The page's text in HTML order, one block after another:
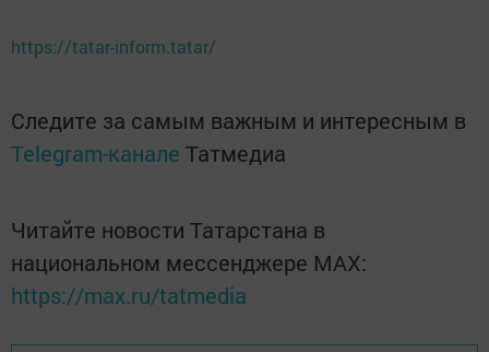
https://tatar-inform.tatar/
Следите за самым важным и интересным в
Telegram-канале Татмедиа
Читайте новости Татарстана в
национальном мессенджере MАХ:
https://max.ru/tatmedia